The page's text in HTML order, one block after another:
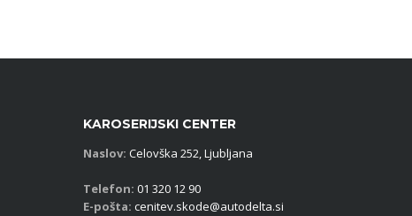
KAROSERIJSKI CENTER
Naslov: Celovška 252, Ljubljana
Telefon: 01 320 12 90
E-pošta: cenitev.skode@autodelta.si